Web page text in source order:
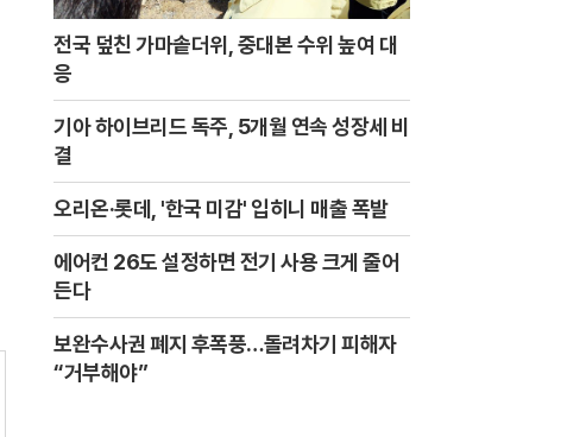
전국 덮친 가마솥더위, 중대본 수위 높여 대
응
기아 하이브리드 독주, 5개월 연속 성장세 비
결
오리온·롯데, '한국 미감' 입히니 매출 폭발
에어컨 26도 설정하면 전기 사용 크게 줄어
든다
보완수사권 폐지 후폭풍…돌려차기 피해자
“거부해야”